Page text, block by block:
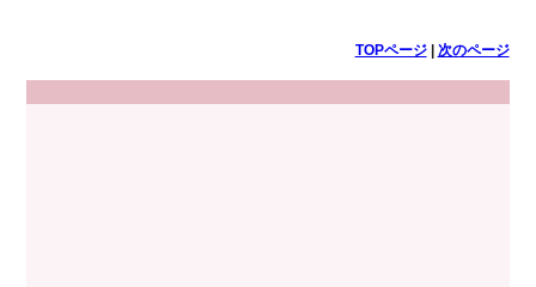
TOPページ| 次のページ